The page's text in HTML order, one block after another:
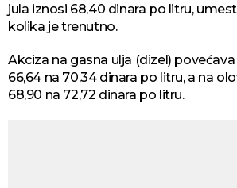
jula iznosi 68,40 dinara po litru,
kolika je trenutno.
Akciza na gasna ulja (dizel)
66,64 na 70,34 dinara po litru, a na
68,90 na 72,72 dinara po litru.